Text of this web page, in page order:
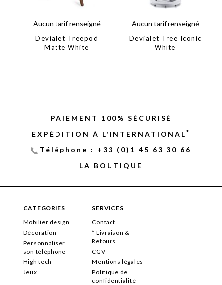
Aucun tarif renseigné
Devialet Treepod
Matte White
Aucun tarif renseigné
Devialet Tree Iconic
White
PAIEMENT 100% SÉCURISÉ
EXPÉDITION À L'INTERNATIONAL *
Téléphone : +33 (0)1 45 63 30 66
LA BOUTIQUE
CATEGORIES
Mobilier design
Décoration
Personnaliser
son téléphone
High tech
Jeux
SERVICES
Contact
* Livraison &
Retours
CGV
Mentions légales
Politique de
confidentialité